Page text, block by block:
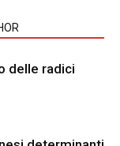
delle radici